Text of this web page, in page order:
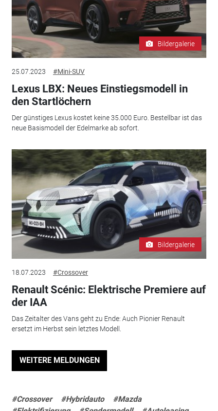
Bildergalerie
25.07.2023 #Mini-SUV
Lexus LBX: Neues Einstiegsmodell in
den Startlöchern
Der günstiges Lexus kostet keine 35.000 Euro. Bestellbar ist das
neue Basismodell der Edelmarke ab sofort.
Bildergalerie
18.07.2023 #Crossover
Renault Scénic: Elektrische Premiere auf
der IAA
Das Zeitalter des Vans geht zu Ende: Auch Pionier Renault
ersetzt im Herbst sein letztes Modell.
WEITERE MELDUNGEN
#Crossover #Hybridauto
#Mazda